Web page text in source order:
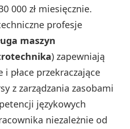
000 zł miesięcznie.
profesje
maszyn
) zapewniają
płace przekraczające
z zarządzania zasobami
językowych
niezależnie od